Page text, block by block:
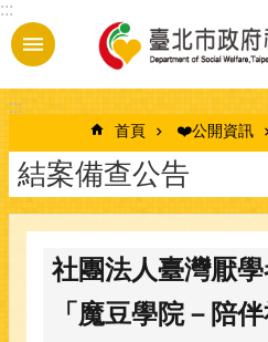
跳到主要內容區塊
:::
:::
首頁 ❤️公開資訊
結案備查公告
社團法人臺灣厭
「魔豆學院－陪